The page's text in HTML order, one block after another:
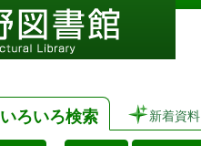
いろいろ検索 新着資料